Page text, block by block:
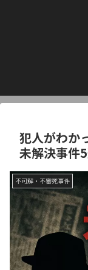
犯人がわか
未解決事件
不可解・不審死事件